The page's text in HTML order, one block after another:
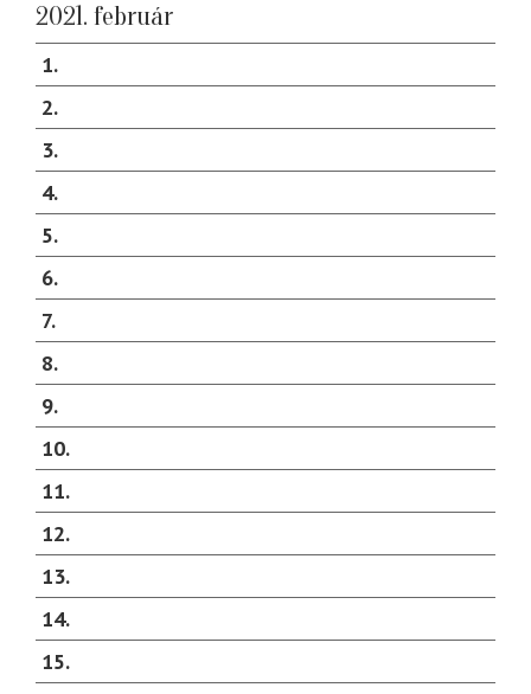
2021. február
1
2
3
4
5
6
7
8
9
10
11
12
13
14
15